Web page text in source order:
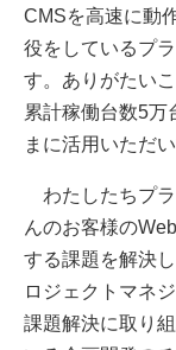
CMSを高速に動
役をしているプ
す。ありがたい
累計稼働台数5万
まに活用いただ
わたしたちプラ
んのお客様の
する課題を解決
ロジェクトマネ
課題解決に取り